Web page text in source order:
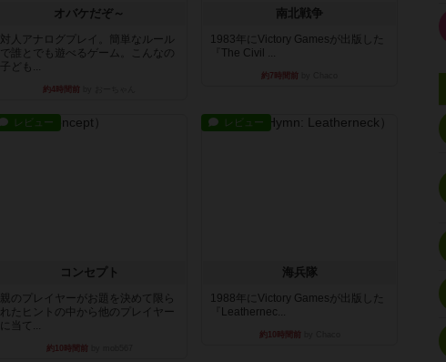
オバケだぞ～
対人アナログプレイ。簡単なルール
で誰とでも遊べるゲーム。こんなの
子ども...
約4時間前
南北戦争
1983年にVictory Gamesが出版した
『The Civil ...
約7時間前
レビュー
コンセプト
親のプレイヤーがお題を決めて限ら
れたヒントの中から他のプレイヤー
に当て...
約10時間前
レビュー
海兵隊
1988年にVictory Gamesが出版した
『Leathernec...
約10時間前